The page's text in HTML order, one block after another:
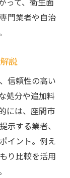
けるポイン
を賢く対
用法とは
発を防ぐ工
者の活用方
門業者や自治
説
信頼性の高い
処分や追加料
には、座間市
示する業者、
イント。例え
り比較を活用